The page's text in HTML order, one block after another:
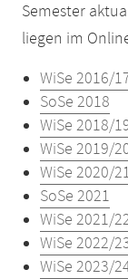
Semester
liegen im
WiSe 2016/
SoSe 2018
WiSe 2018/
WiSe 2019/
WiSe 2020/
SoSe 2021
WiSe 2021/
WiSe 2022/
WiSe 2023/